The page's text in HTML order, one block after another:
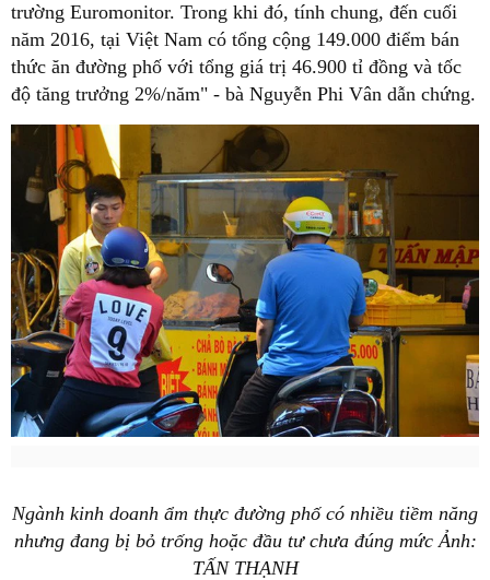
trường Euromonitor. Trong khi đó, tính chung, đến cuối
năm 2016, tại Việt Nam có tổng cộng 149.000 điểm bán
thức ăn đường phố với tổng giá trị 46.900 tỉ đồng và tốc
độ tăng trưởng 2%/năm" - bà Nguyễn Phi Vân dẫn chứng.
Ngành kinh doanh ẩm thực đường phố có nhiều tiềm năng
nhưng đang bị bỏ trống hoặc đầu tư chưa đúng mức Ảnh:
TẤN THẠNH